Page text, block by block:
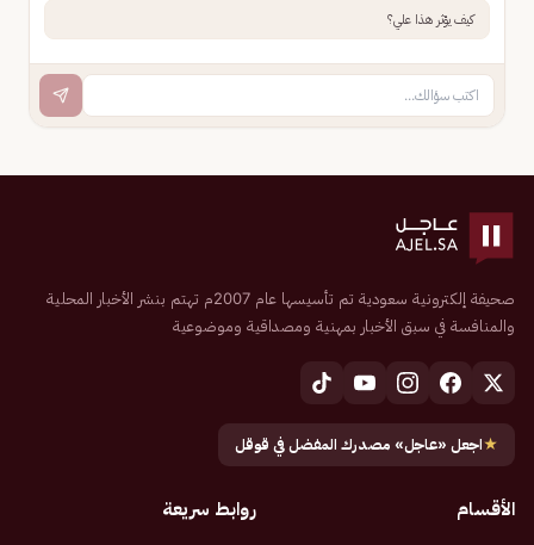
كيف يؤثر هذا علي؟
صحيفة إلكترونية سعودية تم تأسيسها عام 2007م تهتم بنشر الأخبار المحلية
والمنافسة في سبق الأخبار بمهنية ومصداقية وموضوعية
★اجعل «عاجل» مصدرك المفضل في قوقل
الأقسام روابط سريعة